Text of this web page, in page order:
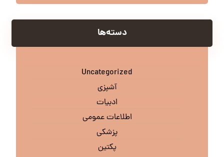
دسته‌ها
Uncategorized
آشپزی
ادبیات
اطلاعات عمومی
پزشکی
پکتین